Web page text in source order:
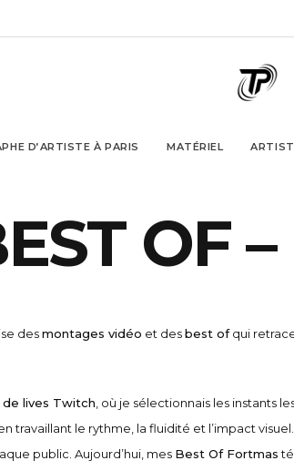
D’ARTISTE À PARIS MATÉRIEL
EST OF –
desmontages vidéo et desbest ofqui
lives Twitch , où je sélectionnais les instants
en travaillant le rythme, la fluidité et l’impact
public. Aujourd’hui, mes Best Of Fortmas